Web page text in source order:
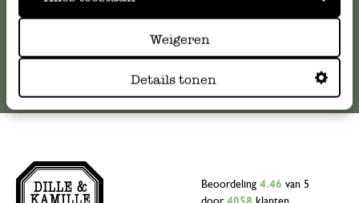
Weigeren
Details tonen
Beoordeling 4.46 van 5